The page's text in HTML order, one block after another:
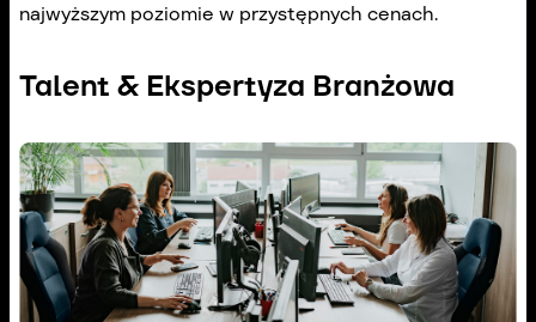
najwyższym poziomie w przystępnych cenach.
Talent & Ekspertyza Branżowa